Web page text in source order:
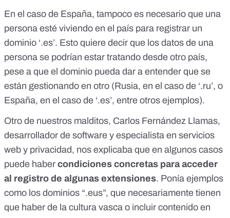
En el caso de España, tampoco es necesario que una
persona esté viviendo en el país para registrar un
dominio ‘.es’. Esto quiere decir que los datos de una
persona se podrían estar tratando desde otro país,
pese a que el dominio pueda dar a entender que se
están gestionando en otro (Rusia, en el caso de ‘.ru’, o
España, en el caso de ‘.es’, entre otros ejemplos).
Otro de nuestros malditos, Carlos Fernández Llamas,
desarrollador de software y especialista en servicios
web y privacidad, nos explicaba que en algunos casos
puede haber condiciones concretas para acceder
al registro de algunas extensiones. Ponía ejemplos
como los dominios “.eus”, que necesariamente tienen
que haber de la cultura vasca o incluir contenido en